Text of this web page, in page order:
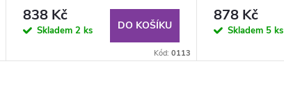
838 Kč
Skladem 2 ks DO KOŠÍKU
Kód: 0113
878 Kč
Skladem 5 ks